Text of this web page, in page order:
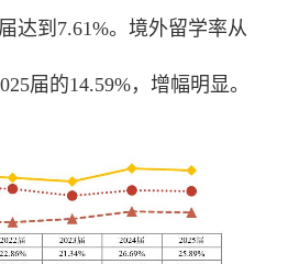
达到7.61%。境外留学率从
届的14.59%，增幅明显。